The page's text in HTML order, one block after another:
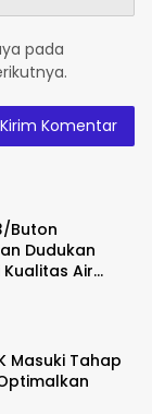
pada
Buton
Dudukan
Air
Masuki Tahap